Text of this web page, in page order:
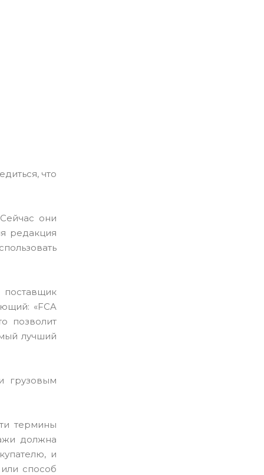
что
они
редакция
«FCA
позволит
лучший
грузовым
термины
должна
и
способ